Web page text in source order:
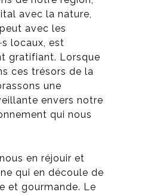
avec la nature,
avec les
locaux, est
gratifiant. Lorsque
ces trésors de la
une
envers notre
qui nous
en réjouir et
qui en découle de
et gourmande. Le